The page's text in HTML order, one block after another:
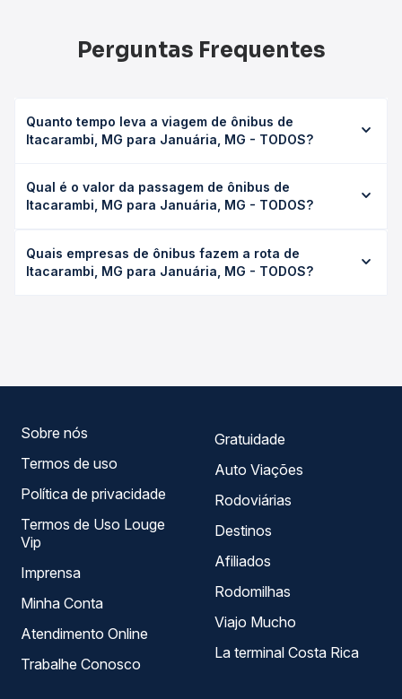
Perguntas Frequentes
Quanto tempo leva a viagem de ônibus de
Itacarambi, MG para Januária, MG - TODOS?
TODOS leva em média 1h 50min, podendo variar conforme
a viação, o tipo de serviço (convencional, executivo ou
exata de cada opção na data desejada.
Qual é o valor da passagem de ônibus de
Itacarambi, MG para Januária, MG - TODOS?
Januária, MG - TODOS custa em média R$ 25,00 e varia
conforme a data da viagem, a empresa, o tipo de poltrona
Quais empresas de ônibus fazem a rota de
Itacarambi, MG para Januária, MG - TODOS?
Sobre nós
Termos de uso
Política de privacidade
Termos de Uso Louge
Vip
Imprensa
Minha Conta
Atendimento Online
Trabalhe Conosco
Gratuidade
Auto Viações
Rodoviárias
Destinos
Afiliados
Rodomilhas
Viajo Mucho
La terminal Costa Rica